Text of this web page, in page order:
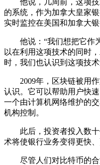
的系统，作为加拿大皇家
实时监控在美国和加拿大银
他说：“我们想把它作
以在利用这项技术的同时
时，我们也认识到这项技
2009年，区块链被用作
认识。它可以帮助用户快
一个由计算机网络维护的
机构控制。
此后，投资者投入数十
术将使银行业务变得更快、
尽管人们对比特币的合